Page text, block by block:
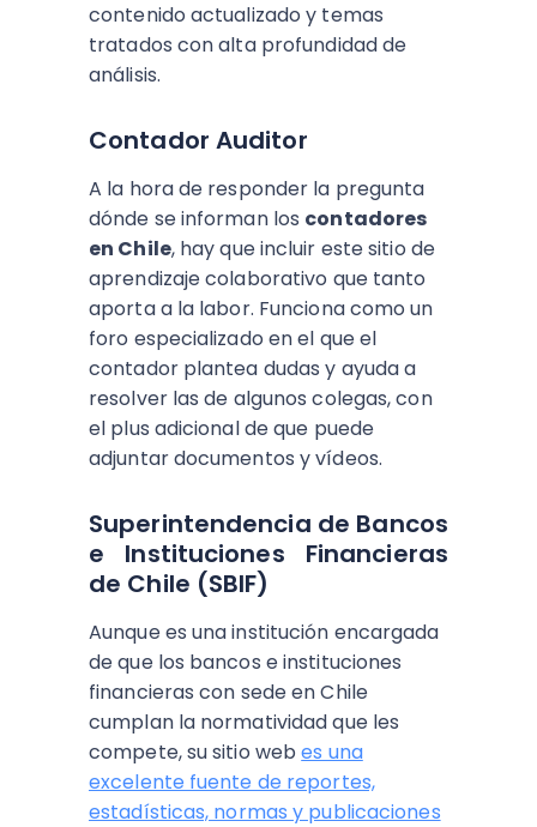
contenido actualizado y temas
tratados con alta profundidad de
análisis.
Contador Auditor
A la hora de responder la pregunta
dónde se informan los contadores
en Chile, hay que incluir este sitio de
aprendizaje colaborativo que tanto
aporta a la labor. Funciona como un
foro especializado en el que el
contador plantea dudas y ayuda a
resolver las de algunos colegas, con
el plus adicional de que puede
adjuntar documentos y vídeos.
Superintendencia de Bancos
e Instituciones Financieras
de Chile (SBIF)
Aunque es una institución encargada
de que los bancos e instituciones
financieras con sede en Chile
cumplan la normatividad que les
compete, su sitio webes una
excelente fuente de reportes,
estadísticas, normas y publicaciones